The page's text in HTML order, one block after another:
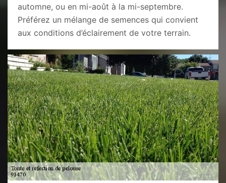
automne, ou en mi-août à la mi-septembre.
Préférez un mélange de semences qui convient
aux conditions d’éclairement de votre terrain.